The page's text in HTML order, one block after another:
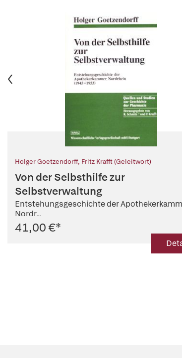
Holger Goetzendorff, Fritz Krafft (Geleitwort)
Von der Selbsthilfe zur
Selbstverwaltung
Entstehungsgeschichte der
Nordr...
41,00 €*